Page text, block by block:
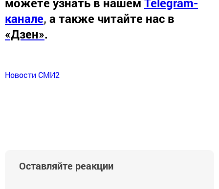
канале, а также читайте нас в
«Дзен».
Новости СМИ2
Оставляйте реакции